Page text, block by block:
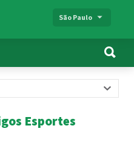
São Paulo
Esportes